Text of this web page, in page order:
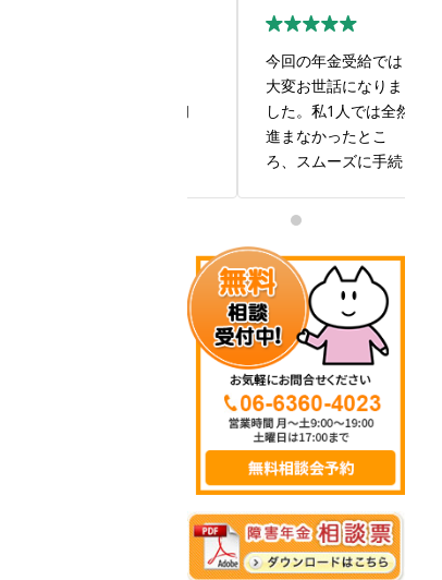
今回の年金受給では
大変お世話になりま
した。私1人では全然
進まなかったとこ
ろ、スムーズに手続
しております。また
あるかと思いますが
何卒よろしくお願い
致します。本当にあ
りがとうございまし
た。